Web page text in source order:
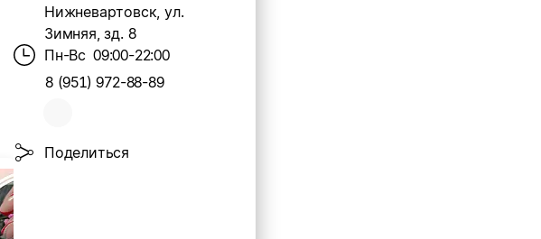
Нижневартовск, ул.
Зимняя, зд. 8
Пн-Вс 09:00-22:00
8 (951) 972-88-89
Поделиться